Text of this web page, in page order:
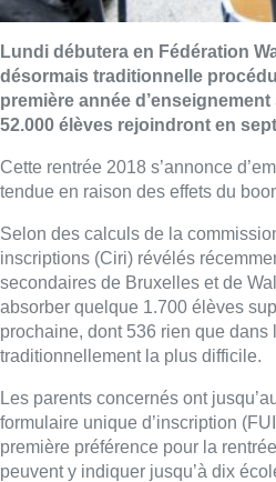
Lundi débutera en Fédération
désormais traditionnelle
première année
52.000 élèves rejoindront en
Cette rentrée 2018 s’annonce
tendue en raison des effets du
Selon des calculs de la
inscriptions (Ciri) révélés
secondaires de Bruxelles et de
absorber quelque 1.700 élèves
prochaine, dont 536 rien que
traditionnellement la plus difficile.
Les parents concernés ont
formulaire unique d’inscription
première préférence pour la
peuvent y indiquer jusqu’à dix